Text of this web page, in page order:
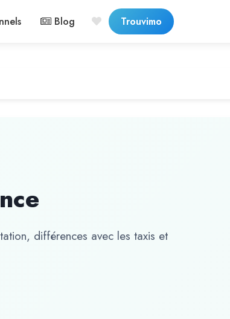
Blog Trouvimo
différences avec les taxis et